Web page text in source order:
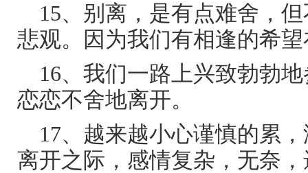
15、别离，是有点难舍，
悲观。因为我们有相逢的希
16、我们一路上兴致勃勃
恋恋不舍地离开。
17、越来越小心谨慎的累
离开之际，感情复杂，无奈